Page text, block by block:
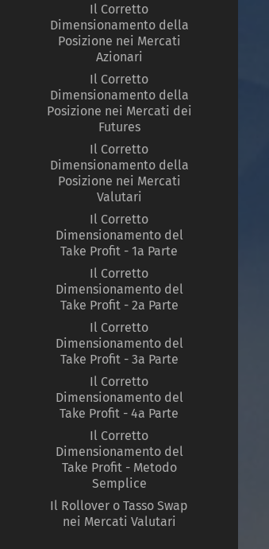
Il Corretto
Dimensionamento della
Posizione nei Mercati
Azionari
Il Corretto
Dimensionamento della
Posizione nei Mercati dei
Futures
Il Corretto
Dimensionamento della
Posizione nei Mercati
Valutari
Il Corretto
Dimensionamento del
Take Profit - 1a Parte
Il Corretto
Dimensionamento del
Take Profit - 2a Parte
Il Corretto
Dimensionamento del
Take Profit - 3a Parte
Il Corretto
Dimensionamento del
Take Profit - 4a Parte
Il Corretto
Dimensionamento del
Take Profit - Metodo
Semplice
Il Rollover o Tasso Swap
nei Mercati Valutari